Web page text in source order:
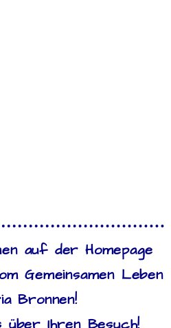
auf der Homepage
Gemeinsamen Leben
Bronnen!